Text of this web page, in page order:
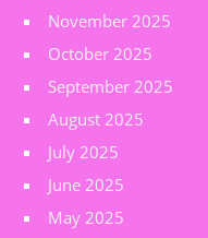
November 2025
October 2025
September 2025
August 2025
July 2025
June 2025
May 2025